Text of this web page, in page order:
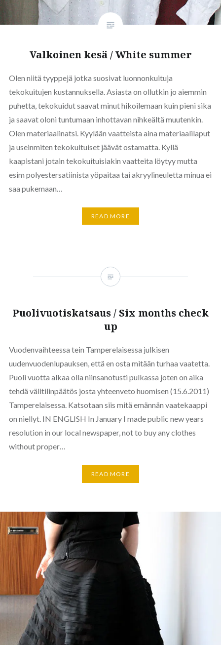
Valkoinen kesä / White summer
Olen niitä tyyppejä jotka suosivat luonnonkuituja
tekokuitujen kustannuksella. Asiasta on ollutkin jo aiemmin
puhetta, tekokuidut saavat minut hikoilemaan kuin pieni sika
ja saavat oloni tuntumaan inhottavan nihkeältä muutenkin.
Olen materiaalinatsi. Kyylään vaatteista aina materiaalilaput
ja useinmiten tekokuituiset jäävät ostamatta. Kyllä
kaapistani jotain tekokuituisiakin vaatteita löytyy mutta
esim polyestersatiinista yöpaitaa tai akryylineuletta minua ei
saa pukemaan…
READ MORE
Puolivuotiskatsaus / Six months check
up
Vuodenvaihteessa tein Tamperelaisessa julkisen
uudenvuodenlupauksen, että en osta mitään turhaa vaatetta.
Puoli vuotta alkaa olla niinsanotusti pulkassa joten on aika
tehdä välitilinpäätös josta yhteenveto huomisen (15.6.2011)
Tamperelaisessa. Katsotaan siis mitä emännän vaatekaappi
on niellyt. IN ENGLISH In January I made public new years
resolution in our local newspaper, not to buy any clothes
without proper…
READ MORE